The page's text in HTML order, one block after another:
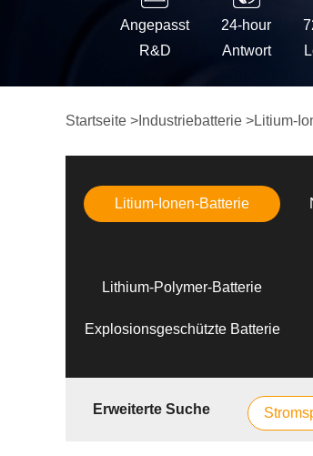
Angepasst
R&D
24-hour
Antwort
Startseite > Industriebatterie >Litium-
Litium-Ionen-Batterie
Lithium-Polymer-Batterie
Explosionsgeschützte Batterie
Erweiterte Suche